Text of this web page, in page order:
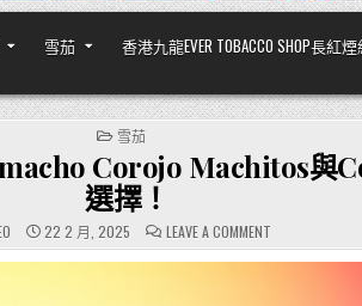
雪茄 香港九龍EVER TOBACCO SHOP長
POSTED
IN
雪茄
Corojo Machitos與
選擇！
22 2 月, 2025 LEAVE A COMMENT
探
索